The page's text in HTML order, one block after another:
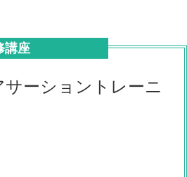
講座
サーショントレーニ